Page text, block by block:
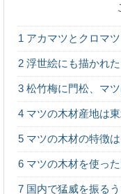
日
さ
ヒ
そ
ー
ヒ
1 アカマツとクロマツ
2 浮世絵にも描かれ
3 松竹梅に門松、マ
4 マツの木材産地は
5 マツの木材の特徴
6 マツの木材を使っ
7 国内で猛威を振る